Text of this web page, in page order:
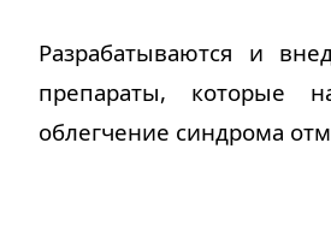
Разрабатываются и
препараты, которые
облегчение синдрома